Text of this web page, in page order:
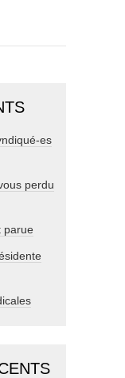
es
perdu
parue